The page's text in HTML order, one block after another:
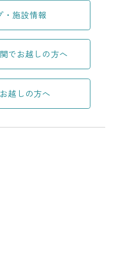
・施設情報
でお越しの方へ
越しの方へ